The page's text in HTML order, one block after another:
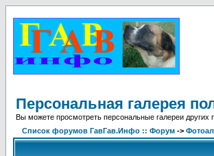
Персональная галерея
Вы можете просмотреть персональные галереи
Список форумов ГавГав.Инфо :: Форум ->